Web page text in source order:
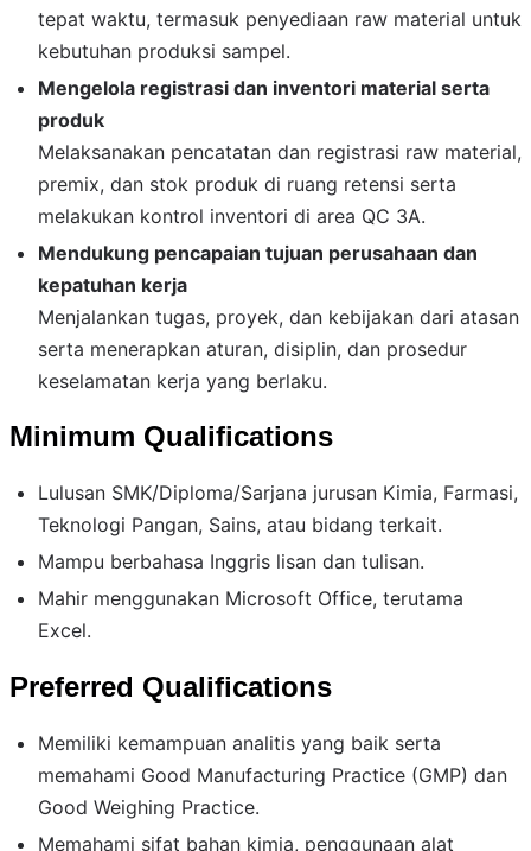
tepat waktu, termasuk penyediaan raw material untuk
kebutuhan produksi sampel.
Mengelola registrasi dan inventori material serta
produk
Melaksanakan pencatatan dan registrasi raw material,
premix, dan stok produk di ruang retensi serta
melakukan kontrol inventori di area QC 3A.
Mendukung pencapaian tujuan perusahaan dan
kepatuhan kerja
Menjalankan tugas, proyek, dan kebijakan dari atasan
serta menerapkan aturan, disiplin, dan prosedur
keselamatan kerja yang berlaku.
Minimum Qualifications
Lulusan SMK/Diploma/Sarjana jurusan Kimia, Farmasi,
Teknologi Pangan, Sains, atau bidang terkait.
Mampu berbahasa Inggris lisan dan tulisan.
Mahir menggunakan Microsoft Office, terutama
Excel.
Preferred Qualifications
Memiliki kemampuan analitis yang baik serta
memahami Good Manufacturing Practice (GMP) dan
Good Weighing Practice.
Memahami sifat bahan kimia, penggunaan alat